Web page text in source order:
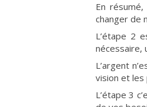
En
changer de
L’étape 2
nécessaire,
L’argent
vision et
L’étape 3